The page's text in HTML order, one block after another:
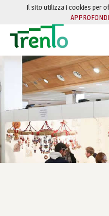
Salta al contenuto
Il sito utilizza i cookies per